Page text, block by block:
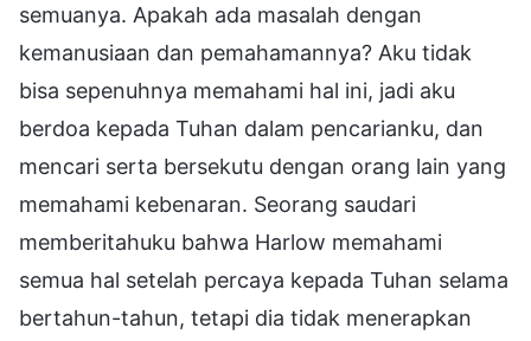
semuanya. Apakah ada masalah dengan
kemanusiaan dan pemahamannya? Aku tidak
bisa sepenuhnya memahami hal ini, jadi aku
berdoa kepada Tuhan dalam pencarianku, dan
mencari serta bersekutu dengan orang lain yang
memahami kebenaran. Seorang saudari
memberitahuku bahwa Harlow memahami
semua hal setelah percaya kepada Tuhan selama
bertahun-tahun, tetapi dia tidak menerapkan